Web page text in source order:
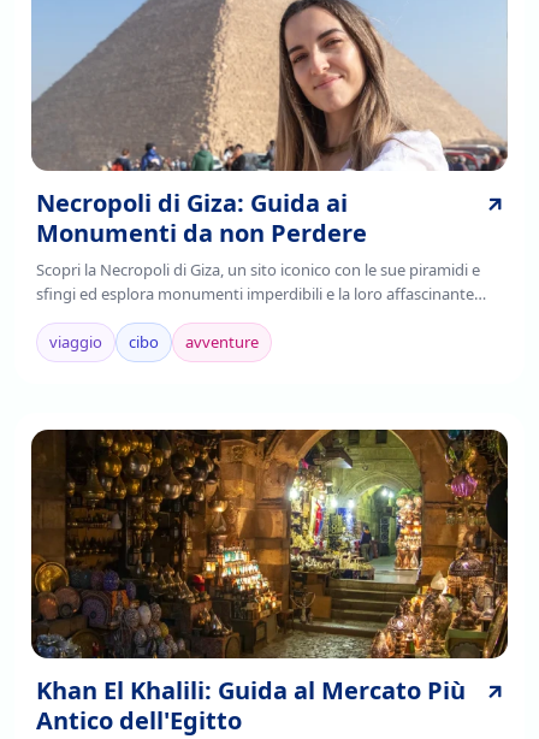
Necropoli di Giza: Guida ai
Monumenti da non Perdere
Scopri la Necropoli di Giza, un sito iconico con le sue piramidi e
sfingi ed esplora monumenti imperdibili e la loro affascinante
storia. Leggi di più!
viaggio
cibo avventure
Khan El Khalili: Guida al Mercato Più
Antico dell'Egitto